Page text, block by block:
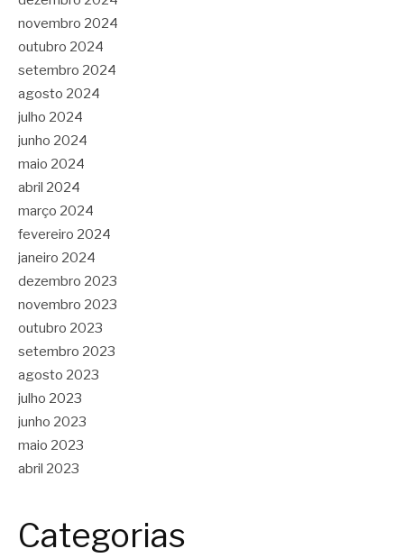
novembro 2024
outubro 2024
setembro 2024
agosto 2024
julho 2024
junho 2024
maio 2024
abril 2024
março 2024
fevereiro 2024
janeiro 2024
dezembro 2023
novembro 2023
outubro 2023
setembro 2023
agosto 2023
julho 2023
junho 2023
maio 2023
abril 2023
Categorias